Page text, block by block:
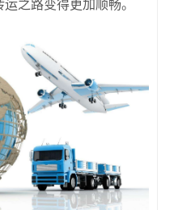
之路变得更加顺畅。